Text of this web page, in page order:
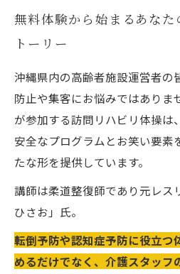
無料体験から始まるあな
トーリー
沖縄県内の高齢者施設運営者の
防止や集客にお悩みではありま
が参加する訪問リハビリ体操は
安全なプログラムとお笑い要素
たな形を提供しています。
講師は柔道整復師であり元レス
ひさお」氏。
転倒予防や認知症予防に役立つ
めるだけでなく、介護スタッフ